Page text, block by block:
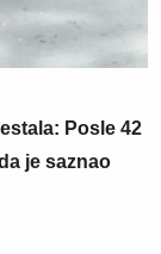
Posle 42
je saznao